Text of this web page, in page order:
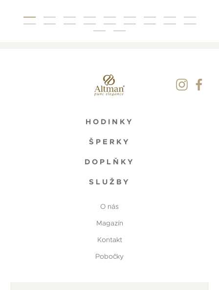
HODINKY
ŠPERKY
DOPLŇKY
SLUŽBY
O nás
Magazín
Kontakt
Pobočky